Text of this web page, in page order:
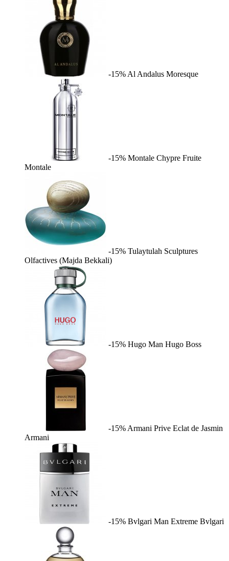
-15% Al Andalus Moresque
-15% Montale Chypre Fruite
Montale
-15% Tulaytulah Sculptures
Olfactives (Majda Bekkali)
-15% Hugo Man Hugo Boss
-15% Armani Prive Eclat de Jasmin
Armani
-15% Bvlgari Man Extreme Bvlgari